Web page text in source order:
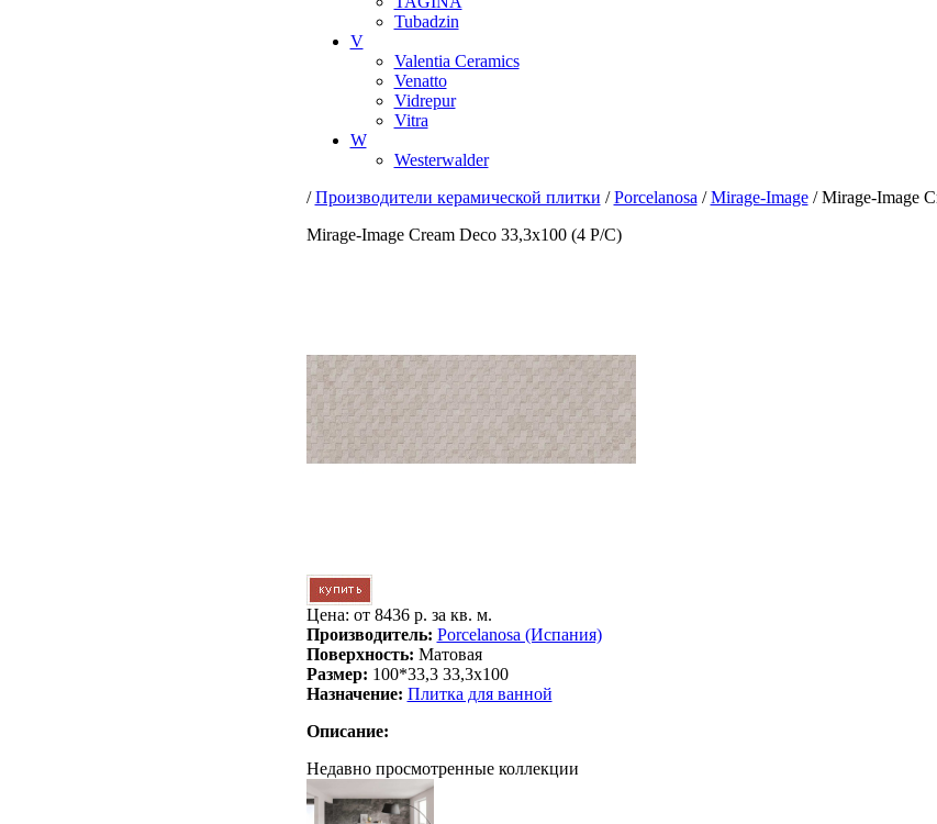
Tubadzin
V
Valentia Ceramics
Venatto
Vidrepur
Vitra
W
Westerwalder
/Производители керамической плитки /Porcelanosa /Mirage-Image/ Mirage-Image
Mirage-Image Cream Deco 33,3x100 (4 P/C)
Цена: от 8436 р. за кв. м.
Производитель: Porcelanosa (Испания)
Поверхность: Матовая
Размер: 100*33,3 33,3x100
Назначение: Плитка для ванной
Описание:
Недавно просмотренные коллекции